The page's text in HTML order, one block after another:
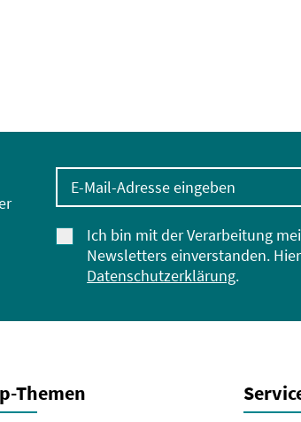
E-Mail-Adresse eingeben
Ich bin mit der Verarbeitung
Newsletters einverstanden.
Datenschutzerklärung.
Themen